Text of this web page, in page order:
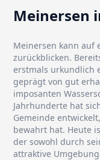
Meinersen
Meinersen kann auf
zurückblicken.
erstmals urkundlich
geprägt von gut
imposanten
Jahrhunderte hat
Gemeinde
bewahrt hat. Heute
der sowohl durch
attraktive